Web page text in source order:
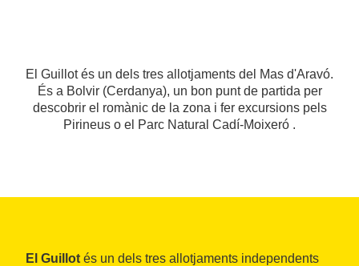
El Guillot és un dels tres allotjaments del Mas d'Aravó.
És a Bolvir (Cerdanya), un bon punt de partida per
descobrir el romànic de la zona i fer excursions pels
Pirineus o el Parc Natural Cadí-Moixeró .
El Guillot és un dels tres allotjaments independents